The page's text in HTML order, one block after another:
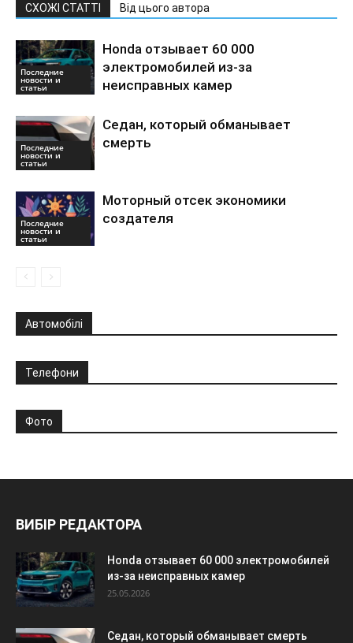
СХОЖІ СТАТТІ Від цього автора
Последние
новости и
статьи
Honda отзывает 60 000
электромобилей из-за
неисправных камер
Последние
новости и
статьи
Седан, который обманывает
смерть
Последние
новости и
статьи
Моторный отсек экономики
создателя
Автомобілі
Телефони
Фото
ВИБІР РЕДАКТОРА
Honda отзывает 60 000 электромобилей
из-за неисправных камер
25.05.2026
Седан, который обманывает смерть